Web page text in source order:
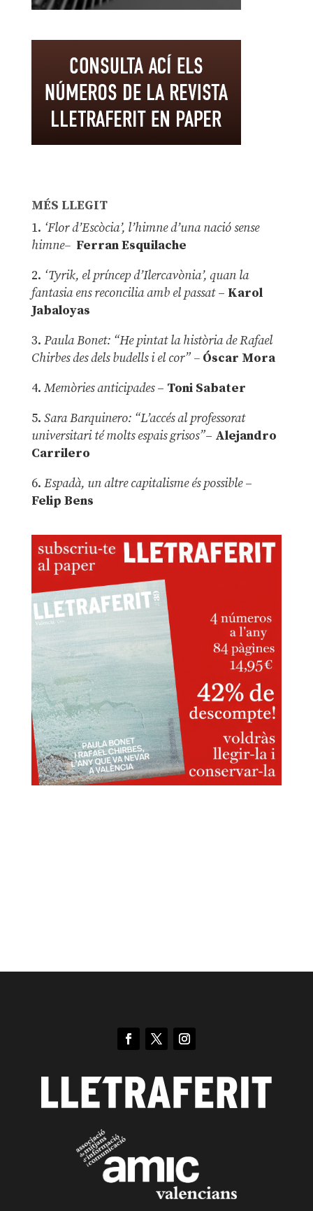
MÉS LLEGIT
1. ‘Flor d’Escòcia’, l’himne d’una nació sense
himne– Ferran Esquilache
2. ‘Tyrik, el príncep d’Ilercavònia’, quan la
fantasia ens reconcilia amb el passat– Karol
Jabaloyas
3. Paula Bonet: “He pintat la història de Rafael
Chirbes des dels budells i el cor” –Óscar Mora
4. Memòries anticipades– Toni Sabater
5. Sara Barquinero: “L’accés al professorat
universitari té molts espais grisos”– Alejandro
Carrilero
6. Espadà, un altre capitalisme és possible –
Felip Bens